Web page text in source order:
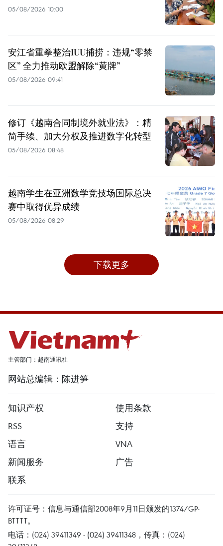
05/08/2026 10:00
安江省重拳整治IUU捕捞：违规“零禁
区” 全力推动欧盟解除“黄牌”
05/08/2026 09:41
修订《越南合同制境外就业法》：精
简手续、加大分权及推进数字化转型
05/08/2026 08:48
越南学生在亚洲数学竞技场国际总决
赛中取得优异成绩
05/08/2026 08:29
下载更多
主管部门：越南通讯社
网站总编辑：陈进笋
知识产权
使用条款
RSS
支持
语言
VNA
新闻服务
广告
联系
许可证号：信息与通信部2008年9月11日颁发的1374/GP-
BTTTT。
电话：(024) 39411349 - (024) 39411348，传真：(024)